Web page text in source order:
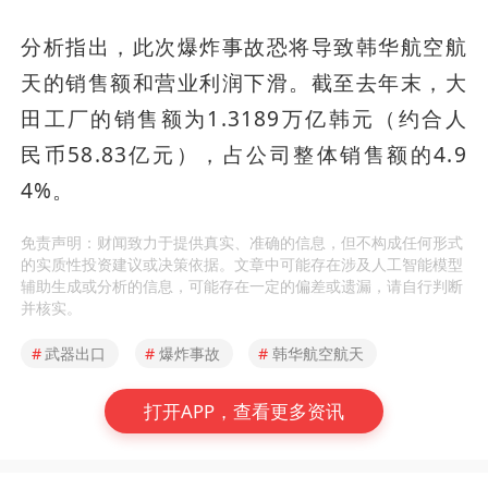
分析指出，此次爆炸事故恐将导致韩华航空航
天的销售额和营业利润下滑。截至去年末，大
田工厂的销售额为1.3189万亿韩元（约合人
民币58.83亿元），占公司整体销售额的4.9
4%。
免责声明：财闻致力于提供真实、准确的信息，但不构成任何形式
的实质性投资建议或决策依据。文章中可能存在涉及人工智能模型
辅助生成或分析的信息，可能存在一定的偏差或遗漏，请自行判断
并核实。
#武器出口 # 爆炸事故 # 韩华航空航天
打开APP，查看更多资讯